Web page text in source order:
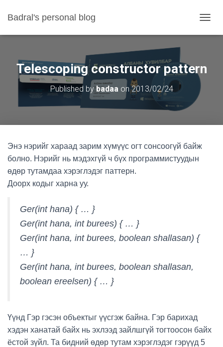
Badral's personal blog
Telescoping constructor pattern
Published bybadaaon2013/02/24
Энэ нэрийг хараад зарим хүмүүс огт сонсоогүй байж
болно. Нэрийг нь мэдэхгүй ч бүх программистуудын
өдөр тутамдаа хэрэглэдэг паттерн.
Доорх кодыг харна уу.
Ger(int hana) { … }
Ger(int hana, int burees) { … }
Ger(int hana, int burees, boolean shallasan) {
… }
Ger(int hana, int burees, boolean shallasan,
boolean ereelsen) { … }
Үүнд Гэр гэсэн объектыг үүсгэж байна. Гэр барихад
хэдэн ханатай байх нь эхлээд зайлшгүй тогтоосон байх
ёстой зүйл. Та бидний өдөр тутам хэрэглэдэг гэрүүд 5